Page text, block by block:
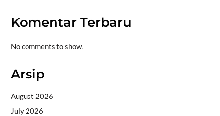
Komentar Terbaru
No comments to show.
Arsip
August 2026
July 2026